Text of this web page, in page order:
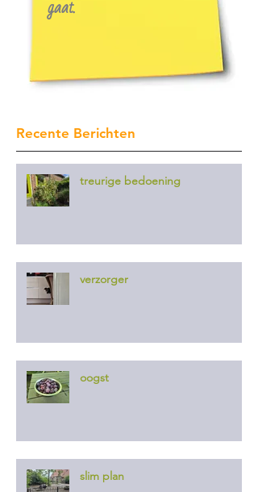
gaat.
Recente Berichten
treurige bedoening
verzorger
oogst
slim plan